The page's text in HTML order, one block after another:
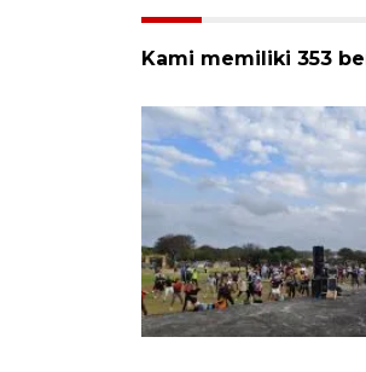
Kami memiliki 353